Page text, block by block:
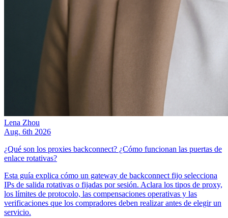
Lena Zhou
Aug. 6th 2026
¿Qué son los proxies backconnect? ¿Cómo funcionan las puertas de
enlace rotativas?
Esta guía explica cómo un gateway de backconnect fijo selecciona
IPs de salida rotativas o fijadas por sesión. Aclara los tipos de proxy,
los límites de protocolo, las compensaciones operativas y las
verificaciones que los compradores deben realizar antes de elegir un
servicio.